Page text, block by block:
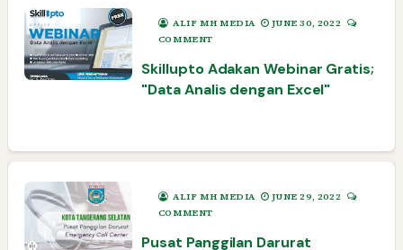
ALIF MH MEDIA
JUNE 30, 2022
COMMENT
Skillupto Adakan Webinar Gratis;
"Data Analis dengan Excel"
ALIF MH MEDIA
JUNE 29, 2022
COMMENT
Pusat Panggilan Darurat